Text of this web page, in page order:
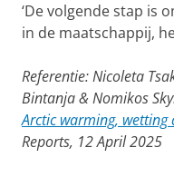
‘De volgende stap is
in de maatschappij,
Referentie:Nicoleta
Bintanja & Nomikos
Arctic warming, wetting
Reports, 12 April 2025